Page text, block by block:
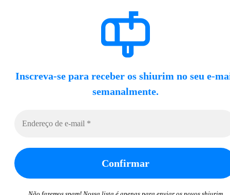
Inscreva-se para receber os shiurim no seu e-
semanalmente.